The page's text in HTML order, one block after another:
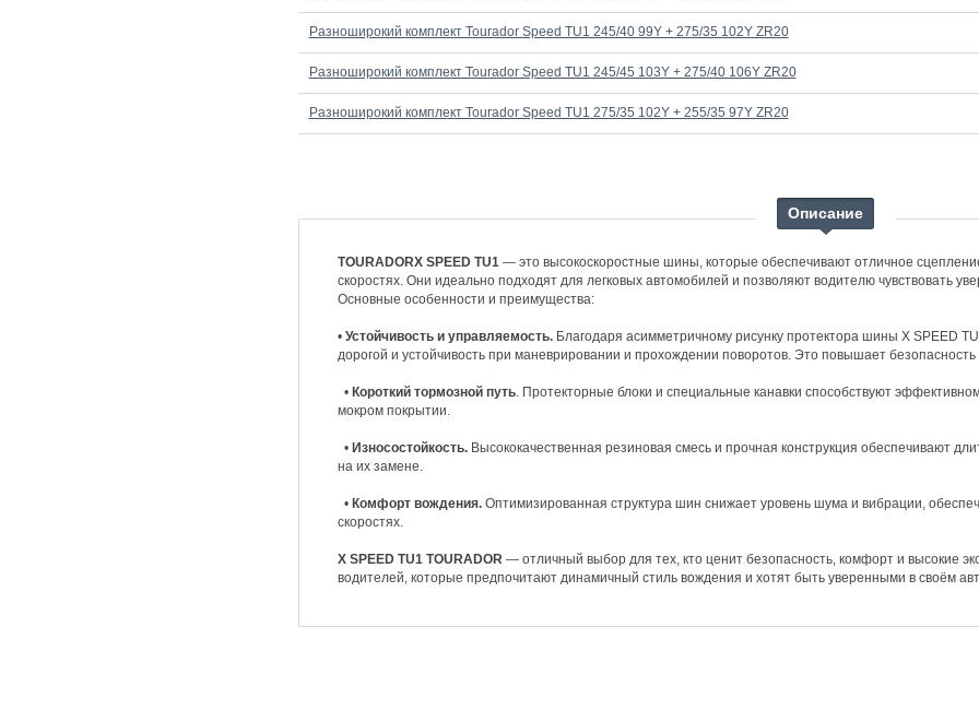
Разноширокий комплект Tourador Speed TU1 245/40 99Y + 275/35 102Y ZR20
Разноширокий комплект Tourador Speed TU1 245/45 103Y + 275/40 106Y ZR20
Разноширокий комплект Tourador Speed TU1 275/35 102Y + 255/35 97Y ZR20
Описание
TOURADORX SPEED TU1— это высокоскоростные шины, которые обеспечивают отличное
скоростях. Они идеально подходят для легковых автомобилей и позволяют водителю чувствовать
Основные особенности и преимущества:
• Устойчивость и управляемость.Благодаря асимметричному рисунку протектора шины X SPEED
дорогой и устойчивость при маневрировании и прохождении поворотов. Это повышает безопасность
• Короткий тормозной путь. Протекторные блоки и специальные канавки способствуют
мокром покрытии.
• Износостойкость.Высококачественная резиновая смесь и прочная конструкция обеспечивают
на их замене.
• Комфорт вождения.Оптимизированная структура шин снижает уровень шума и вибрации,
скоростях.
X SPEED TU1 TOURADOR— отличный выбор для тех, кто ценит безопасность, комфорт и высокие
водителей, которые предпочитают динамичный стиль вождения и хотят быть уверенными в своём